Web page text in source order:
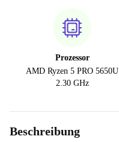
Prozessor
AMD Ryzen 5 PRO 5650U
2.30 GHz
Beschreibung